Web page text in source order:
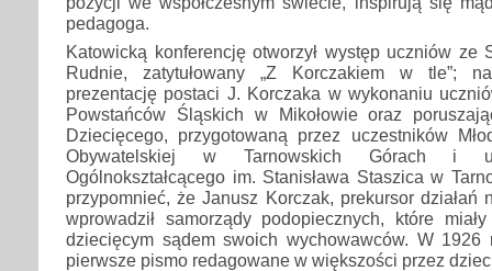
pedagoga.
Katowicką konferencję otworzył występ uczniów ze
Rudnie, zatytułowany „Z Korczakiem w tle”;
prezentację postaci J. Korczaka w wykonaniu
Powstańców Śląskich w Mikołowie oraz
Dziecięcego, przygotowaną przez uczestników
Obywatelskiej w Tarnowskich Górach i
Ogólnokształcącego im. Stanisława Staszica w
przypomnieć, że Janusz Korczak, prekursor działań
wprowadził samorządy podopiecznych, które
dziecięcym sądem swoich wychowawców. W 1926
pierwsze pismo redagowane w większości przez dzieci